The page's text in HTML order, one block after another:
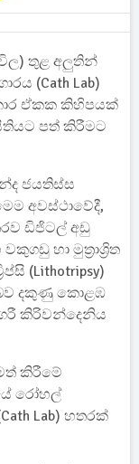
තුළ අලුතින්
(Cath Lab)
ඒකක කිහිපයක්
පත් කිරීමට
ජයතිස්ස
අවස්ථාවේදී,
ඩිජිටල් අඩු
හා මුත්‍රාශ්‍රිත
(Lithotripsy)
දකුණු කොළඹ
කිරිවන්දෙනිය
කිරීමේ
රෝහල්
Lab) හතරක්